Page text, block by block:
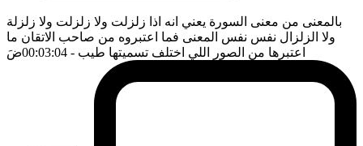
بالمعنى من معنى السورة يعني انه اذا زلزلت ولا زلزلت ولا زلزلة
ولا الزلزال نفس نفس المعنى فما اعتبروه من صاحب الاتقان ما
اعتبرها من الصور اللي اختلف تسميتها طيب - 00:03:04 ضَ